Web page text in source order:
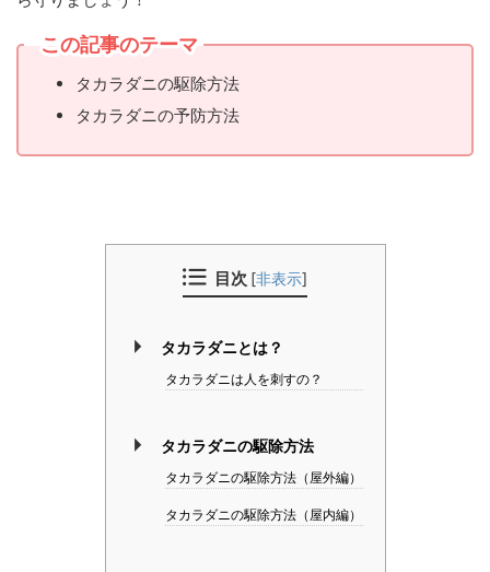
この記事のテーマ
タカラダニの駆除方法
タカラダニの予防方法
目次 [非表示]
タカラダニとは？
タカラダニは人を刺すの？
タカラダニの駆除方法
タカラダニの駆除方法（屋外編）
タカラダニの駆除方法（屋内編）